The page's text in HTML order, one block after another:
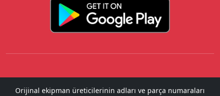
Orijinal ekipman üreticilerinin adları ve parça numaraları